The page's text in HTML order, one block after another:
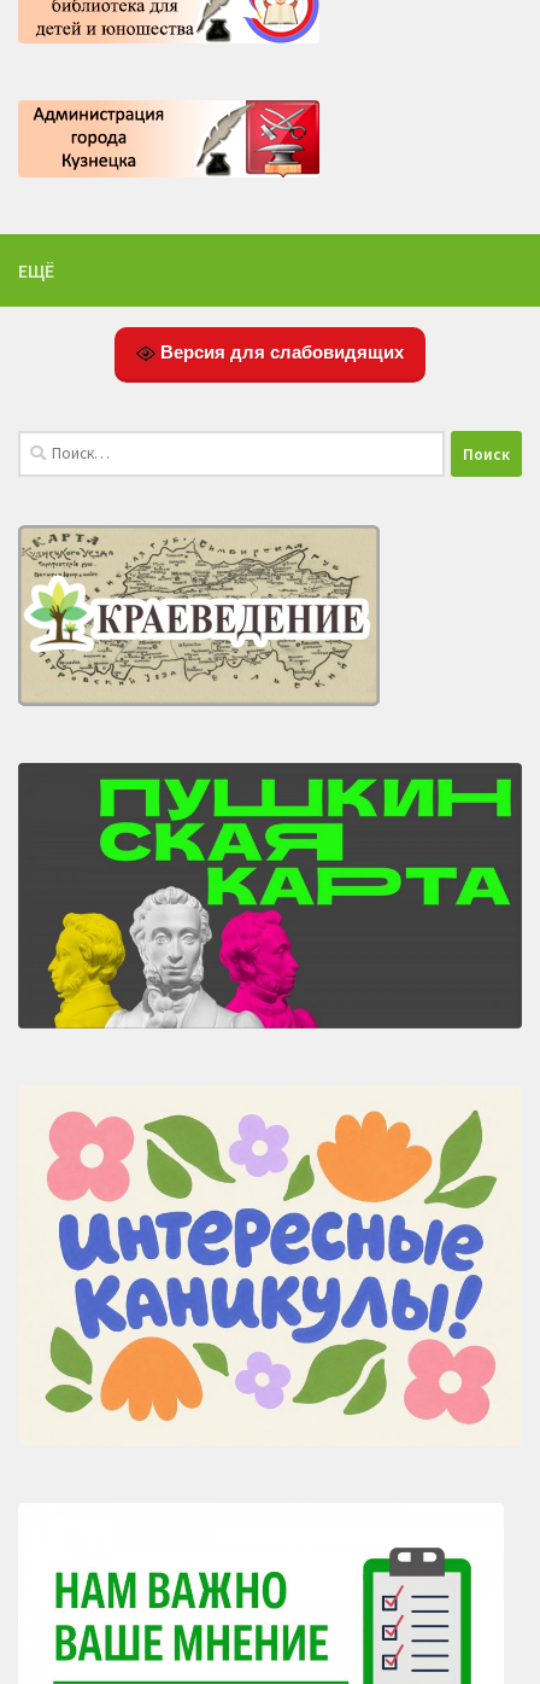
ЕЩЁ
Версия для слабовидящих
Найти: